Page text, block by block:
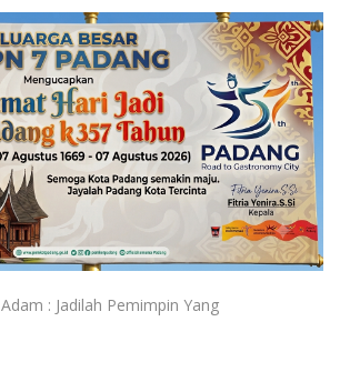
Adam : Jadilah Pemimpin Yang